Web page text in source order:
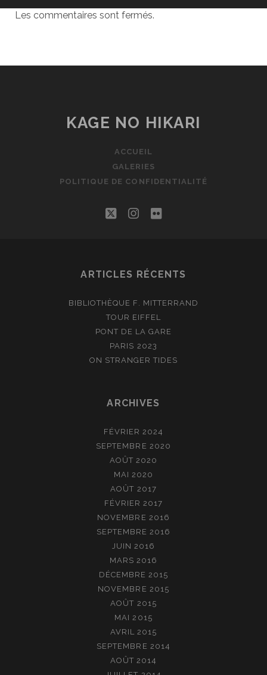
Les commentaires sont fermés.
KAGE NO HIKARI
ACCUEIL
GALERIES
POLITIQUE DE CONFIDENTIALITÉ
twitterinstagram
flickr
ARTICLES RÉCENTS
BIBLIOTHÈQUE F. MITTERRAND
TOUR EIFFEL
PONT DE LA GARE
PARIS 2023
ON STRANGER TIDES
ARCHIVES
FÉVRIER 2024
SEPTEMBRE 2020
AOÛT 2020
MAI 2020
AOÛT 2017
FÉVRIER 2017
NOVEMBRE 2016
SEPTEMBRE 2016
JUIN 2016
MARS 2016
DÉCEMBRE 2015
NOVEMBRE 2015
AOÛT 2015
MAI 2015
AVRIL 2015
SEPTEMBRE 2014
AOÛT 2014